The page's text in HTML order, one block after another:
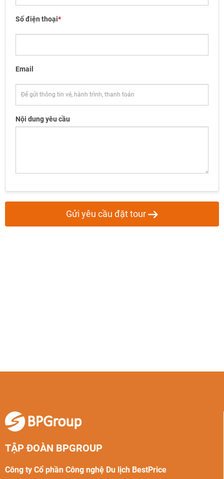
Số điện thoại*
Email
Nội dung yêu cầu
Gửi yêu cầu đặt tour
TẬP ĐOÀN BPGROUP
Công ty Cổ phần Công nghệ Du lịch BestPrice